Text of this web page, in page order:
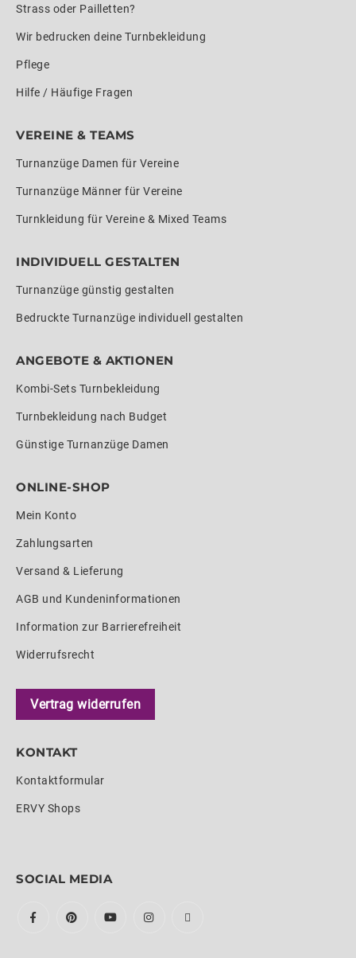
Strass oder Pailletten?
Wir bedrucken deine Turnbekleidung
Pflege
Hilfe / Häufige Fragen
VEREINE & TEAMS
Turnanzüge Damen für Vereine
Turnanzüge Männer für Vereine
Turnkleidung für Vereine & Mixed Teams
INDIVIDUELL GESTALTEN
Turnanzüge günstig gestalten
Bedruckte Turnanzüge individuell gestalten
ANGEBOTE & AKTIONEN
Kombi-Sets Turnbekleidung
Turnbekleidung nach Budget
Günstige Turnanzüge Damen
ONLINE-SHOP
Mein Konto
Zahlungsarten
Versand & Lieferung
AGB und Kundeninformationen
Information zur Barrierefreiheit
Widerrufsrecht
Vertrag widerrufen
KONTAKT
Kontaktformular
ERVY Shops
SOCIAL MEDIA